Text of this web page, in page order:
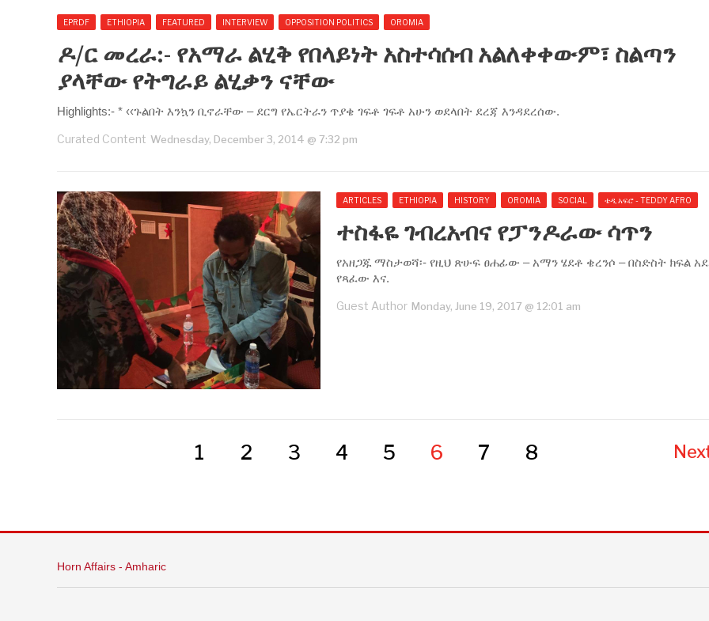
EPRDF ETHIOPIA FEATURED INTERVIEW OPPOSITION POLITICS OROMIA
ዶ/ር መረራ:- የአማራ ልሂቅ የበላይነት አስተሳሰብ አልለቀቀውም፣ ስልጣን
ያላቸው የትግራይ ልሂቃን ናቸው
Highlights:- * ‹‹ጉልበት እንኳን ቢኖራቸው – ደርግ የኤርትራን ጥያቄ ገፍቶ ገፍቶ አሁን ወደላበት ደረጃ እንዳደረሰው.
Curated Content Wednesday, December 3, 2014 @ 7:32 pm
ARTICLES ETHIOPIA HISTORY OROMIA SOCIAL ቴዲ አፍሮ - TEDDY AFRO
ተስፋዬ ገብረአብና የፓንዶራው ሳጥን
የአዘጋጁ ማስታወሻ፡- የዚህ ጽሁፍ ፀሐፊው – አማን ሄደቶ ቄረንሶ – በስድስት ክፍል
የጻፈው እና.
Guest Author Monday, June 19, 2017 @ 12:01 am
1 2 3 4 5 6 7 8
Horn Affairs - Amharic